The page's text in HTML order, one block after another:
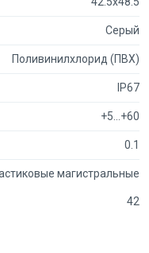
кабельной
Серый
Поливинилхлорид (ПВХ)
IP67
+5...+60
0.1
магистральные
42